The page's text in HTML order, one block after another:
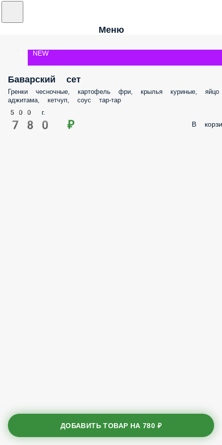
Меню
NEW
Баварский сет
Гренки чесночные, картофель фри, крылья куриные, яйцо
аджитама, кетчуп, соус тар-тар
500 г.
780 ₽ В
ДОБАВИТЬ ТОВАР НА780 ₽